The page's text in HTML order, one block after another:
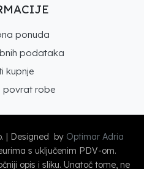
ponuda
podataka
kupnje
povrat robe
| Designed by Optimar Adria
s uključenim PDV-om.
opis i sliku. Unatoč tome, ne